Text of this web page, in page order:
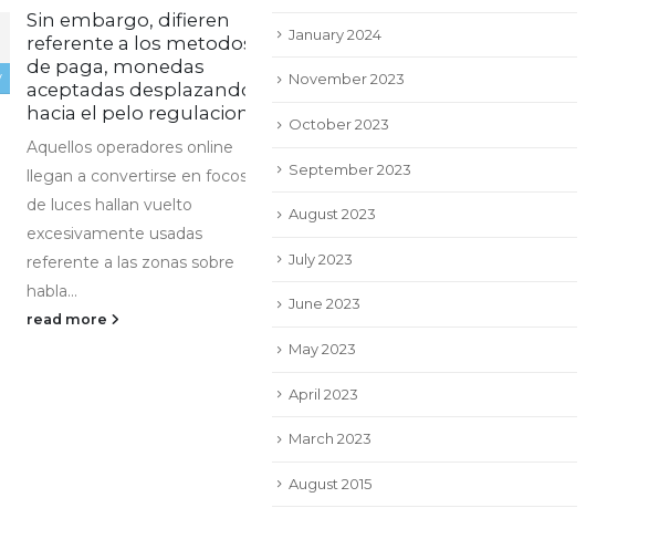
Sin embargo, difieren
referente a los metodos
de paga, monedas
aceptadas desplazandolo
hacia el pelo regulaciones
Aquellos operadores online
llegan a convertirse en focos
de luces hallan vuelto
excesivamente usadas
referente a las zonas sobre
habla...
read more
31
Jul
Gambling establishment
kingdom Brand new
2026
On the other hand, Wise
challenges one secure even
read more
January 2024
November 2023
October 2023
September 2023
August 2023
July 2023
June 2023
May 2023
April 2023
March 2023
August 2015